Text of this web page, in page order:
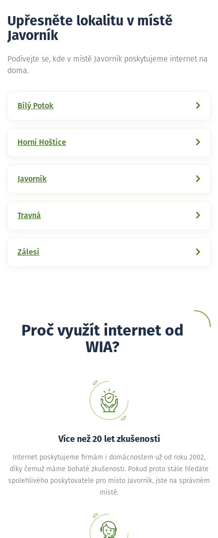
Upřesněte lokalitu v místě
Javorník
Podívejte se, kde v místě Javorník poskytujeme internet na
doma.
Bílý Potok
Horní Hoštice
Javorník
Travná
Zálesí
Proč využít internet od
WIA?
Více než 20 let zkušeností
Internet poskytujeme firmám i domácnostem už od roku 2002,
díky čemuž máme bohaté zkušenosti. Pokud proto stále hledáte
spolehlivého poskytovatele pro místo Javorník, jste na správném
místě.